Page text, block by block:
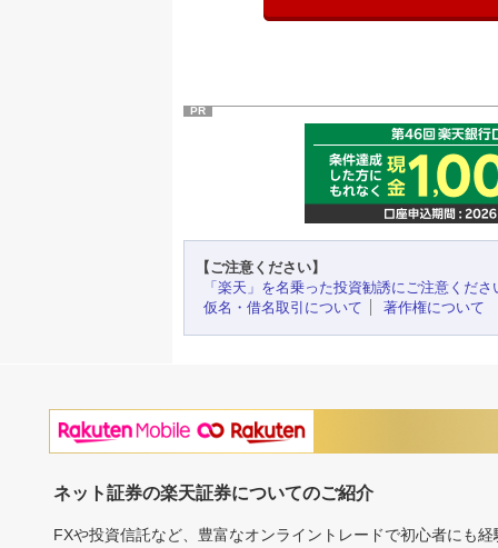
PR
【ご注意ください】
「楽天」を名乗った投資勧誘にご注意くださ
仮名・借名取引について
著作権について
ネット証券の楽天証券についてのご紹介
FXや投資信託など、豊富なオンライントレードで初心者にも